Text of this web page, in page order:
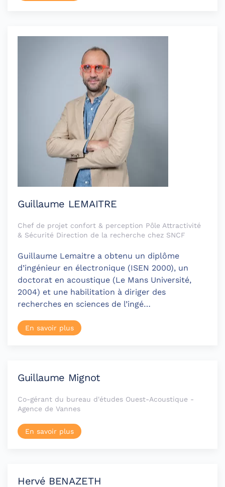
Guillaume LEMAITRE
Chef de projet confort & perception Pôle Attractivité
& Sécurité Direction de la recherche chez SNCF
Guillaume Lemaitre a obtenu un diplôme
d’ingénieur en électronique (ISEN 2000), un
doctorat en acoustique (Le Mans Université,
2004) et une habilitation à diriger des
recherches en sciences de l’ingé…
En savoir plus
Guillaume Mignot
Co-gérant du bureau d'études Ouest-Acoustique -
Agence de Vannes
En savoir plus
Hervé BENAZETH